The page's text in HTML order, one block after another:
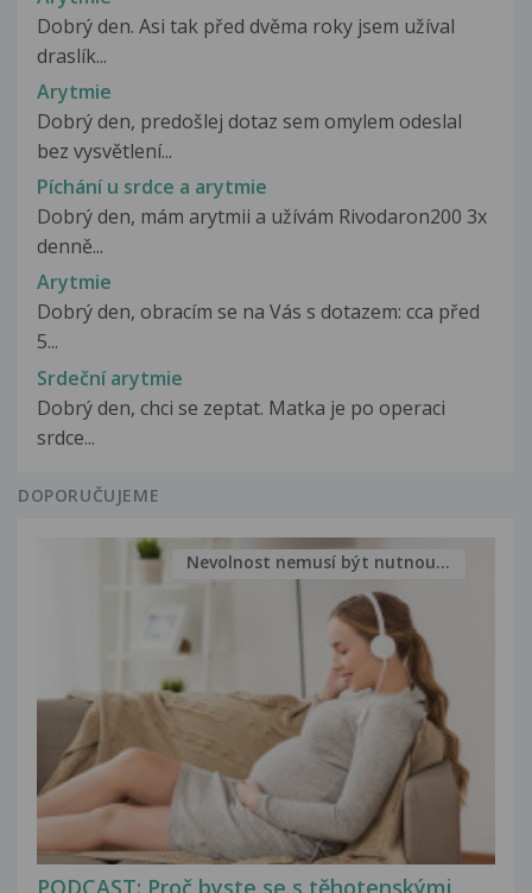
Dobrý den. Asi tak před dvěma roky jsem užíval
draslík...
Arytmie
Dobrý den, predošlej dotaz sem omylem odeslal
bez vysvětlení...
Píchání u srdce a arytmie
Dobrý den, mám arytmii a užívám Rivodaron200 3x
denně...
Arytmie
Dobrý den, obracím se na Vás s dotazem: cca před
5...
Srdeční arytmie
Dobrý den, chci se zeptat. Matka je po operaci
srdce...
DOPORUČUJEME
Nevolnost nemusí být nutnou...